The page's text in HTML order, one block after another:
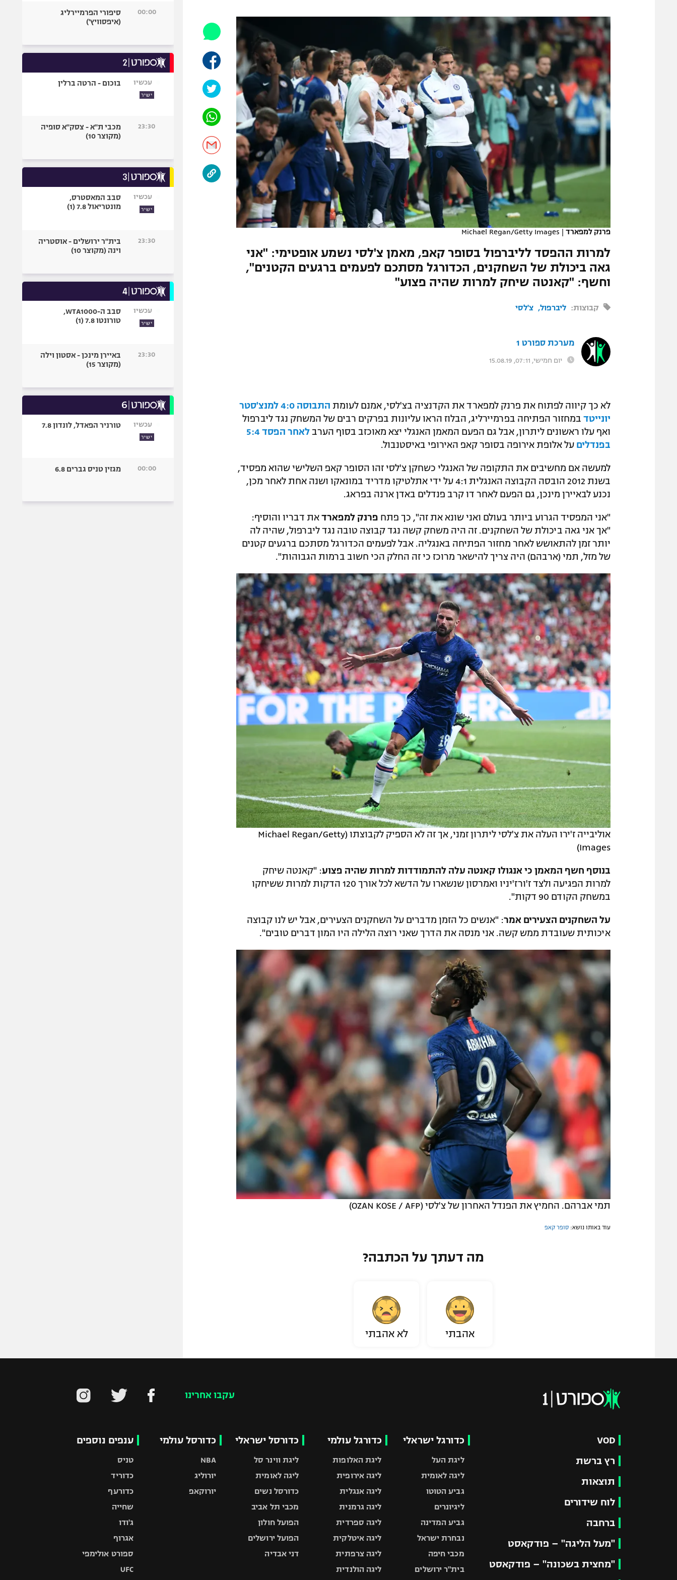
תקנון משתתפים וזוכים בפרסים
תקנון עבור פעילות אלקטרה
תקנון עבור פעילות ספורט 1 – "מרלן"
טניס
גיימינג E-Sports
תנאי שימוש
מדיניות פרטיות
תקנון פעילות ספורט 1
רשיון להקרנה פומבית לבית עסק
הצטרפות לחבילת הערוצים
לוח דרושים – ג'ובנט
המגזין
הפועל תל אביב
הפועל באר שבע
מכבי נתניה
בני יהודה
ליגה סינית
ליגות נוספות
אופניים
כדורמים
פוטבול אמריקאי NFL
גיימינג E-Sports
פרנק למפארד |
Michael Regan/Getty Images
למרות ההפסד לליברפול בסופר קאפ, מאמן צ'לסי נשמע אופטימי: "אני
גאה ביכולת של השחקנים, הכדורגל מסתכם לפעמים ברגעים הקטנים",
וחשף: "קאנטה שיחק למרות שהיה פצוע"
קבוצות: ליברפול צ'לסי
מערכת ספורט 1
יום חמישי, 07:11, 15.08.19
לא כך קיווה לפתוח את פרנק למפארד את הקדנציה בצ'לסי, אמנם לעומת
התבוסה 4:0 למנצ'סטר
יונייטד במחזור הפתיחה בפרמיירליג, הבלוז הראו עליונות בפרקים רבים של המשחק נגד ליברפול
ואף עלו ראשונים ליתרון, אבל גם הפעם המאמן האנגלי יצא מאוכזב בסוף הערב
לאחר הפסד 5:4
בפנדלים על אלופת אירופה בסופר קאפ האירופי באיסטנבול.
למעשה אם מחשיבים את התקופה של האנגלי כשחקן צ'לסי זהו הסופר קאפ השלישי שהוא מפסיד,
בשנת 2012 הובסה הקבוצה האנגלית 4:1 על ידי אתלטיקו מדריד במונאקו ושנה אחת לאחר מכן,
נכנע לבאיירן מינכן, גם הפעם לאחר דו קרב פנדלים באדן ארנה בפראג.
"אני המפסיד הגרוע ביותר בעולם ואני שונא את זה", כך פתח פרנק למפארד את דבריו והוסיף:
"אך אני גאה ביכולת של השחקנים. זה היה משחק קשה נגד קבוצה טובה נגד ליברפול, שהיה לה
יותר זמן להתאושש לאחר מחזור הפתיחה באנגליה. אבל לפעמים הכדורגל מסתכם ברגעים קטנים
של מזל, תמי (ארבהם) היה צריך להישאר מרוכז כי זה החלק הכי חשוב ברמות הגבוהות".
אוליבייה ז'ירו העלה את צ'לסי ליתרון זמני, אך זה לא הספיק לקבוצתו (Michael Regan/Getty
Images)
בנוסף חשף המאמן כי אנגולו קאנטה עלה להתמודדות למרות שהיה פצוע: "קאנטה שיחק
למרות הפגיעה ולצד ז'ורז'יניו ואמרסון שנשארו על הדשא לכל אורך 120 הדקות למרות ששיחקו
במשחק הקודם 90 דקות".
על השחקנים הצעירים אמר: "אנשים כל הזמן מדברים על השחקנים הצעירים, אבל יש לנו קבוצה
איכותית שעובדת ממש קשה. אני מנסה את הדרך שאני רוצה הלילה היו המון דברים טובים".
תמי אברהם. החמיץ את הפנדל האחרון של צ'לסי (OZAN KOSE / AFP)
עוד באותו נושא: סופר קאפ
מה דעתך על הכתבה?
אהבתי לא אהבתי
00:00
סיפורי הפרמיירליג
(איפסוויץ')
עכשיו
ישיר
בוכום - הרטה ברלין
23:30
מכבי ת"א - צסק"א סופיה
(מקוצר 10)
עכשיו
ישיר
סבב המאסטרס,
מונטריאול 7.8 (1)
23:30
בית"ר ירושלים - אוסטריה
וינה (מקוצר 10)
עכשיו
ישיר
סבב ה-WTA1000,
טורונטו 7.8 (1)
23:30
באיירן מינכן - אסטון וילה
(מקוצר 15)
עכשיו
ישיר
טורניר הפאדל, לונדון 7.8
00:00 מגזין טניס גברים 6.8
עקבו אחרינו
VOD
רץ ברשת
תוצאות
לוח שידורים
ברחבה
"מעל הליגה" – פודקאסט
"מחצית בשכונה" – פודקאסט
כדורגל ישראלי
ליגת העל
ליגה לאומית
גביע הטוטו
ליגיונרים
גביע המדינה
נבחרת ישראל
מכבי חיפה
בית"ר ירושלים
כדורגל עולמי
ליגת האלופות
ליגה אירופית
ליגה אנגלית
ליגה גרמנית
ליגה ספרדית
ליגה איטלקית
ליגה צרפתית
ליגה הולנדית
כדורסל ישראלי
ליגת ווינר סל
ליגה לאומית
כדורסל נשים
מכבי תל אביב
הפועל חולון
הפועל ירושלים
דני אבדיה
כדורסל עולמי
NBA
יורוליג
יורוקאפ
ענפים נוספים
טניס
כדוריד
כדורעף
שחייה
ג'ודו
אגרוף
ספורט אולימפי
UFC